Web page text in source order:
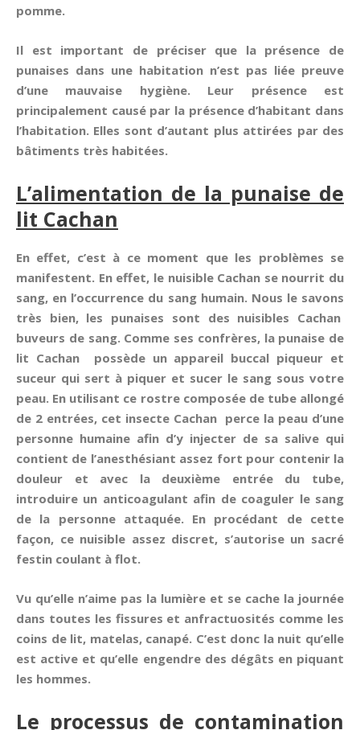
pomme.
Il est important de préciser que la présence de
punaises dans une habitation n’est pas liée preuve
d’une mauvaise hygiène. Leur présence est
principalement causé par la présence d’habitant dans
l’habitation. Elles sont d’autant plus attirées par des
bâtiments très habitées.
L’alimentation de la punaise de
lit Cachan
En effet, c’est à ce moment que les problèmes se
manifestent. En effet, le nuisible Cachan se nourrit du
sang, en l’occurrence du sang humain. Nous le savons
très bien, les punaises sont des nuisibles Cachan
buveurs de sang. Comme ses confrères, la punaise de
lit Cachan possède un appareil buccal piqueur et
suceur qui sert à piquer et sucer le sang sous votre
peau. En utilisant ce rostre composée de tube allongé
de 2 entrées, cet insecte Cachan perce la peau d’une
personne humaine afin d’y injecter de sa salive qui
contient de l’anesthésiant assez fort pour contenir la
douleur et avec la deuxième entrée du tube,
introduire un anticoagulant afin de coaguler le sang
de la personne attaquée. En procédant de cette
façon, ce nuisible assez discret, s’autorise un sacré
festin coulant à flot.
Vu qu’elle n’aime pas la lumière et se cache la journée
dans toutes les fissures et anfractuosités comme les
coins de lit, matelas, canapé. C’est donc la nuit qu’elle
est active et qu’elle engendre des dégâts en piquant
les hommes.
Le processus de contamination